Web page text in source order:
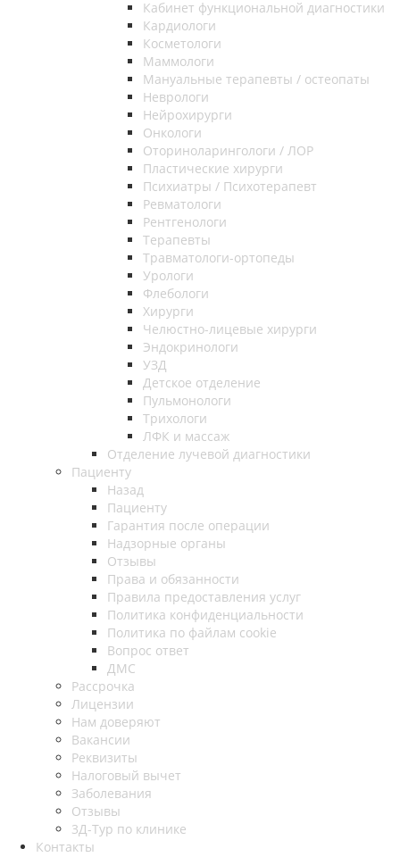
Кабинет функциональной диагностики
Кардиологи
Косметологи
Маммологи
Мануальные терапевты / остеопаты
Неврологи
Нейрохирурги
Онкологи
Оториноларингологи / ЛОР
Пластические хирурги
Психиатры / Психотерапевт
Ревматологи
Рентгенологи
Терапевты
Травматологи-ортопеды
Урологи
Флебологи
Хирурги
Челюстно-лицевые хирурги
Эндокринологи
УЗД
Детское отделение
Пульмонологи
Трихологи
ЛФК и массаж
Отделение лучевой диагностики
Пациенту
Назад
Пациенту
Гарантия после операции
Надзорные органы
Отзывы
Права и обязанности
Правила предоставления услуг
Политика конфиденциальности
Политика по файлам cookie
Вопрос ответ
ДМС
Рассрочка
Лицензии
Нам доверяют
Вакансии
Реквизиты
Налоговый вычет
Заболевания
Отзывы
3Д-Тур по клинике
Контакты